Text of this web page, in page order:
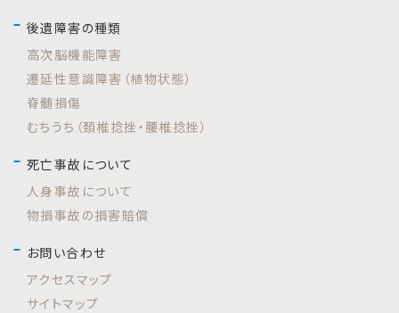
後遺障害の種類
高次脳機能障害
遷延性意識障害（植物状態）
脊髄損傷
むちうち（頚椎捻挫・腰椎捻挫）
死亡事故について
人身事故について
物損事故の損害賠償
お問い合わせ
アクセスマップ
サイトマップ